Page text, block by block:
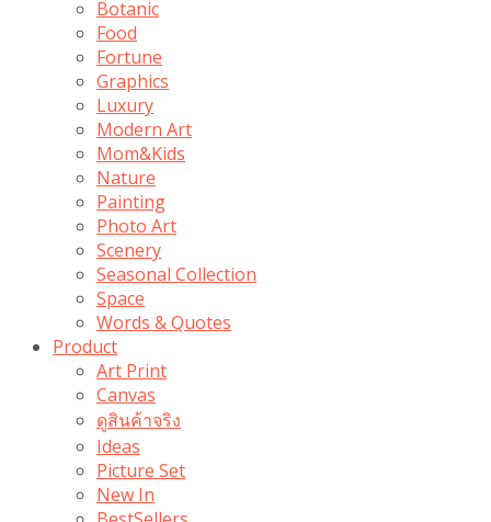
Botanic
Food
Fortune
Graphics
Luxury
Modern Art
Mom&Kids
Nature
Painting
Photo Art
Scenery
Seasonal Collection
Space
Words & Quotes
Product
Art Print
Canvas
ดูสินค้าจริง
Ideas
Picture Set
New In